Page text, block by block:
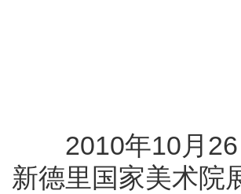
2010年10月26
新德里国家美术院